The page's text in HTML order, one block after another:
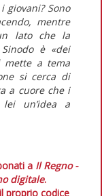
giovani? Sono
mentre
lato che la
è «dei
mette a tema
si cerca di
a cuore che i
lei un’idea a
a Il Regno -
digitale.
proprio codice